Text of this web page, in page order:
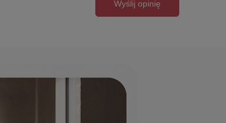
Wyślij opinię